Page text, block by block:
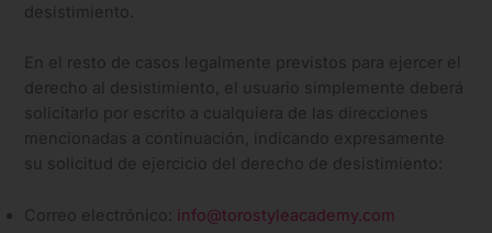
desistimiento.
En el resto de casos legalmente previstos para ejercer el
derecho al desistimiento, el usuario simplemente deberá
solicitarlo por escrito a cualquiera de las direcciones
mencionadas a continuación, indicando expresamente
su solicitud de ejercicio del derecho de desistimiento:
Correo electrónico: info@torostyleacademy.com